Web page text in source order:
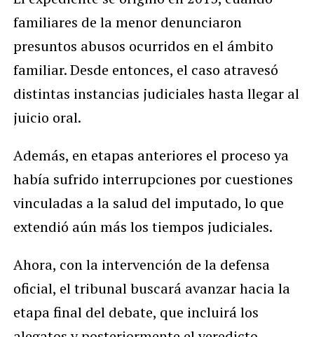
familiares de la menor denunciaron
presuntos abusos ocurridos en el ámbito
familiar. Desde entonces, el caso atravesó
distintas instancias judiciales hasta llegar al
juicio oral.
Además, en etapas anteriores el proceso ya
había sufrido interrupciones por cuestiones
vinculadas a la salud del imputado, lo que
extendió aún más los tiempos judiciales.
Ahora, con la intervención de la defensa
oficial, el tribunal buscará avanzar hacia la
etapa final del debate, que incluirá los